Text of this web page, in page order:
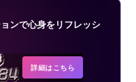
ンで心身をリフレッシ
詳細はこちら